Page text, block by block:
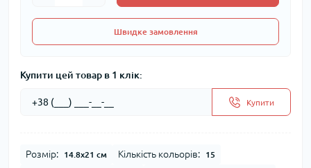
Швидке замовлення
Купити цей товар в 1 клік:
Купити
Розмір: 14.8x21 см Кількість кольорів: 15